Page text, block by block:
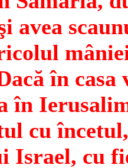
avea
în
în
cu
Israel, cu